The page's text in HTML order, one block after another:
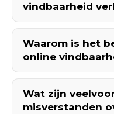
vindbaarheid
Waarom is het
online
Wat zijn
misverstanden